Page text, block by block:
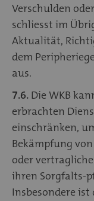
Verschulden
schliesst im
Aktualität,
dem
aus.
7.6. Die WKB
erbrachten
einschränken,
Bekämpfung
oder
ihren Sorgfalts-
Insbesondere ist